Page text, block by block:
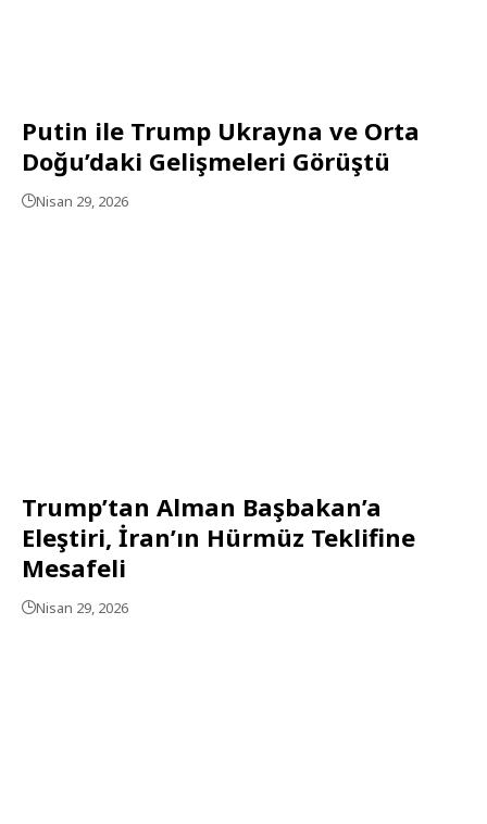
Putin ile Trump Ukrayna ve Orta
Doğu’daki Gelişmeleri Görüştü
Nisan 29, 2026
Trump’tan Alman Başbakan’a
Eleştiri, İran’ın Hürmüz Teklifine
Mesafeli
Nisan 29, 2026